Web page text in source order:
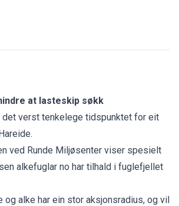
at lasteskip søkk
det verst tenkelege tidspunktet for eit
ved Runde Miljøsenter viser spesielt
alkefuglar no har tilhald i fuglefjellet
og alke har ein stor aksjonsradius, og vil